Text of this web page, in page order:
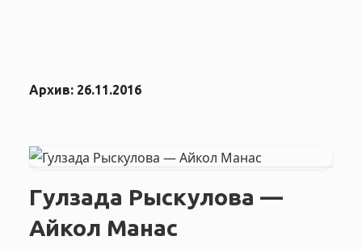
Архив: 26.11.2016
Гулзада Рыскулова —
Айкол Манас